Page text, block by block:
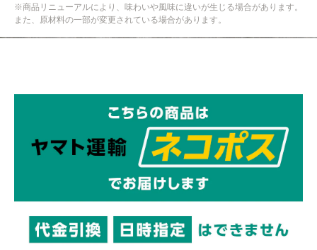
※商品リニューアルにより、味わいや風味に違いが生じる場合があります。
また、原材料の一部が変更されている場合があります。